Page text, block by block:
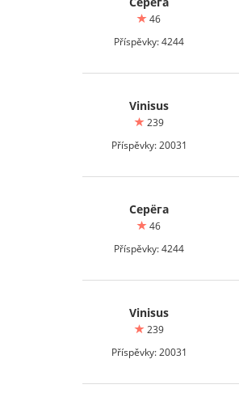
46
Příspěvky: 4244
Vinisus
239
Příspěvky: 20031
Серёга
46
Příspěvky: 4244
Vinisus
239
Příspěvky: 20031